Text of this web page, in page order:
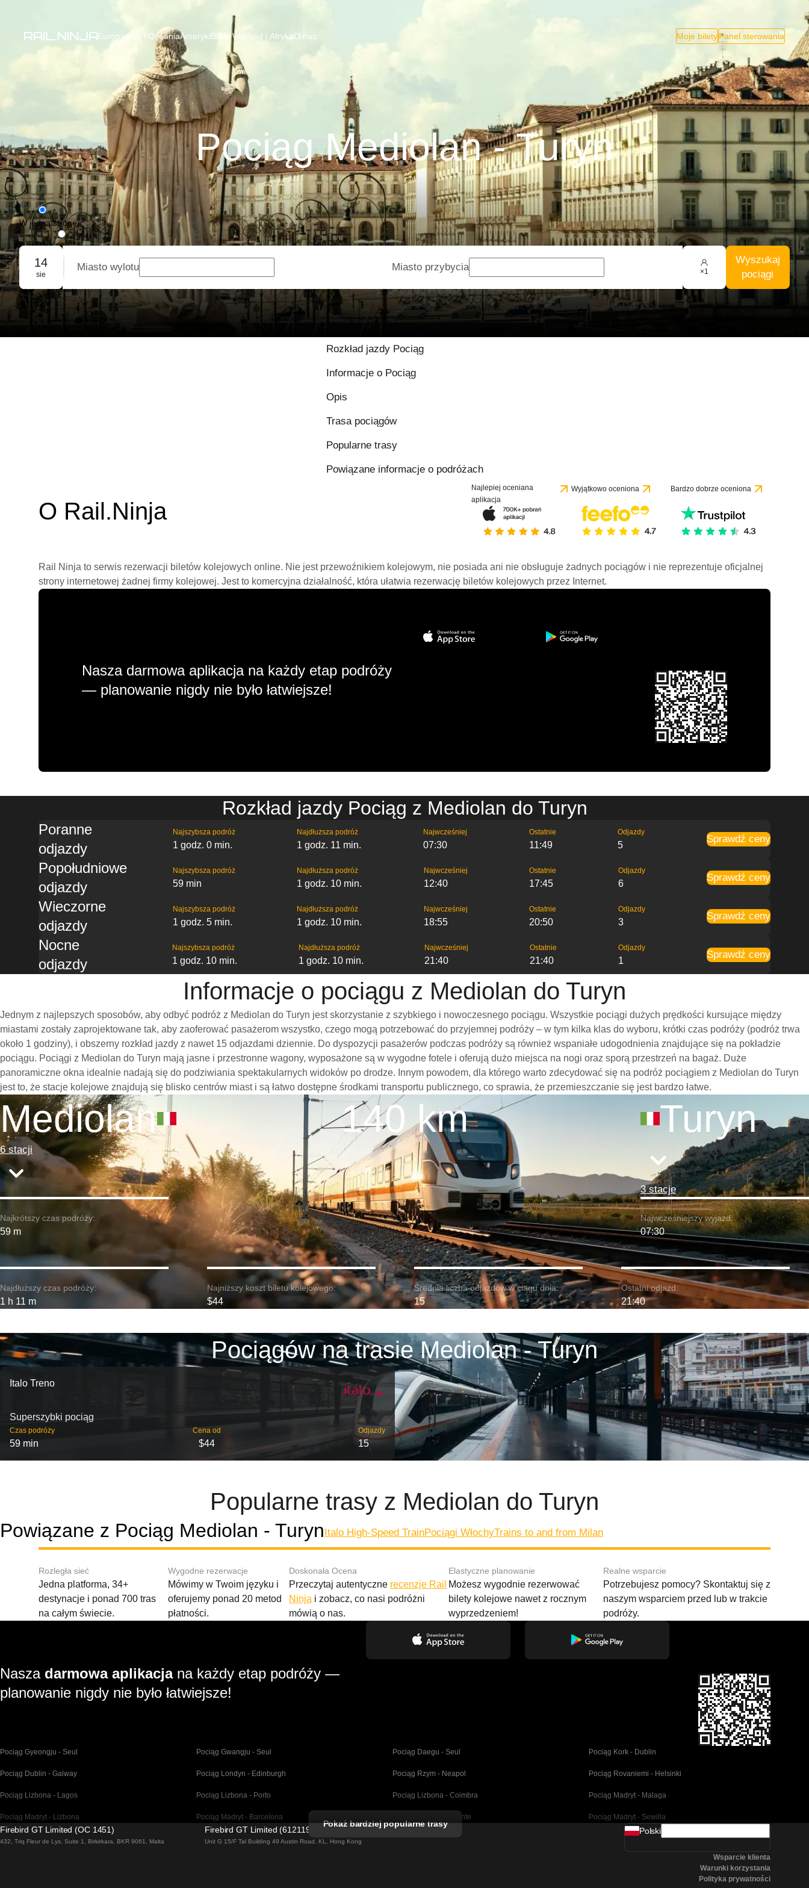
EuropaAzja i OceaniaAmerykiBliski Wschód i AfrykaO nas Moje biletyPanel sterowania
Pociąg Mediolan - Turyn
W jedną stronę
Podróż w obie strony
Rezerwacja grupowa
14
sie
Miasto wylotu Miasto przybycia ×1
Wyszukaj
pociągi
Rozkład jazdy Pociąg
Informacje o Pociąg
Opis
Trasa pociągów
Popularne trasy
Powiązane informacje o podróżach
O Rail.Ninja
Najlepiej oceniana
aplikacja
Wyjątkowo oceniona Bardzo dobrze oceniona
Rail Ninja to serwis rezerwacji biletów kolejowych online. Nie jest przewoźnikiem kolejowym, nie posiada ani nie obsługuje żadnych pociągów i nie reprezentuje oficjalnej
strony internetowej żadnej firmy kolejowej. Jest to komercyjna działalność, która ułatwia rezerwację biletów kolejowych przez Internet.
Nasza darmowa aplikacja na każdy etap podróży
— planowanie nigdy nie było łatwiejsze!
Rozkład jazdy Pociąg z Mediolan do Turyn
Poranne
odjazdy
Najszybsza podróż
1 godz. 0 min.
Najdłuższa podróż
1 godz. 11 min.
Najwcześniej
07:30
Ostatnie
11:49
Odjazdy
5
Sprawdź ceny
Popołudniowe
odjazdy
Najszybsza podróż
59 min
Najdłuższa podróż
1 godz. 10 min.
Najwcześniej
12:40
Ostatnie
17:45
Odjazdy
6
Sprawdź ceny
Wieczorne
odjazdy
Najszybsza podróż
1 godz. 5 min.
Najdłuższa podróż
1 godz. 10 min.
Najwcześniej
18:55
Ostatnie
20:50
Odjazdy
3
Sprawdź ceny
Nocne
odjazdy
Najszybsza podróż
1 godz. 10 min.
Najdłuższa podróż
1 godz. 10 min.
Najwcześniej
21:40
Ostatnie
21:40
Odjazdy
1
Sprawdź ceny
Informacje o pociągu z Mediolan do Turyn
Jednym z najlepszych sposobów, aby odbyć podróż z Mediolan do Turyn jest skorzystanie z szybkiego i nowoczesnego pociągu. Wszystkie pociągi dużych prędkości kursujące między
miastami zostały zaprojektowane tak, aby zaoferować pasażerom wszystko, czego mogą potrzebować do przyjemnej podróży – w tym kilka klas do wyboru, krótki czas podróży (podróż trwa
około 1 godziny), i obszerny rozkład jazdy z nawet 15 odjazdami dziennie. Do dyspozycji pasażerów podczas podróży są również wspaniałe udogodnienia znajdujące się na pokładzie
pociągu. Pociągi z Mediolan do Turyn mają jasne i przestronne wagony, wyposażone są w wygodne fotele i oferują dużo miejsca na nogi oraz sporą przestrzeń na bagaż. Duże
panoramiczne okna idealnie nadają się do podziwiania spektakularnych widoków po drodze. Innym powodem, dla którego warto zdecydować się na podróż pociągiem z Mediolan do Turyn
jest to, że stacje kolejowe znajdują się blisko centrów miast i są łatwo dostępne środkami transportu publicznego, co sprawia, że przemieszczanie się jest bardzo łatwe.
Mediolan
6 stacji
140 km Turyn
3 stacje
Najkrótszy czas podróży:
59 m
Najwcześniejszy wyjazd:
07:30
Najdłuższy czas podróży:
1 h 11 m
Najniższy koszt biletu kolejowego:
$44
Średnia liczba odjazdów w ciągu dnia:
15
Ostatni odjazd:
21:40
Pociągów na trasie Mediolan - Turyn
Italo Treno
Superszybki pociąg
Czas podróży
59 min
Cena od
$44
Odjazdy
15
Popularne trasy z Mediolan do Turyn
Powiązane z Pociąg Mediolan - TurynItalo High-Speed TrainPociągi WłochyTrains to and from Milan
Rozległa sieć
Jedna platforma, 34+
destynacje i ponad 700 tras
na całym świecie.
Wygodne rezerwacje
Mówimy w Twoim języku i
oferujemy ponad 20 metod
płatności.
Doskonała Ocena
Przeczytaj autentyczne recenzje Rail
Ninja i zobacz, co nasi podróżni
mówią o nas.
Elastyczne planowanie
Możesz wygodnie rezerwować
bilety kolejowe nawet z rocznym
wyprzedzeniem!
Realne wsparcie
Potrzebujesz pomocy? Skontaktuj się z
naszym wsparciem przed lub w trakcie
podróży.
Nasza darmowa aplikacjana każdy etap podróży —
planowanie nigdy nie było łatwiejsze!
Pociąg Gyeongju - Seul Pociąg Gwangju - Seul Pociąg Daegu - Seul Pociąg Kork - Dublin
Pociąg Dublin - Galway Pociąg Londyn - Edinburgh Pociąg Rzym - Neapol Pociąg Rovaniemi - Helsinki
Pociąg Lizbona - Lagos Pociąg Lizbona - Porto Pociąg Lizbona - Coimbra Pociąg Madryt - Malaga
Pociąg Madryt - Lizbona Pociąg Madryt - Barcelona Pociąg Madryt - Alicante Pociąg Madryt - Sewilla
Pociąg Malaga - Madryt Pociąg Barcelona - Madryt Pociąg Barcelona - Malaga
Pokaż bardziej popularne trasy
Firebird GT Limited (OC 1451)
432, Triq Fleur de Lys, Suite 1, Birkirkara, BKR 9061, Malta
Firebird GT Limited (61211989)
Unit G 15/F Tal Building 49 Austin Road, KL, Hong Kong
Polski
Wsparcie klienta
Warunki korzystania
Polityka prywatności